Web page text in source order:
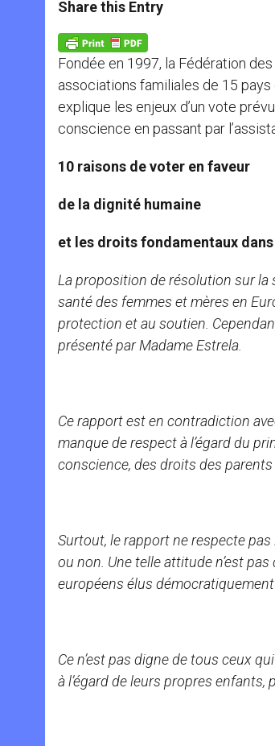
s
p
p
e
g
e
r
b
k
Share this Entry
Fondée en 1997, la Fédération
associations familiales de 15
explique les enjeux d’un vote
conscience en passant par
10 raisons de voter en faveur
de la dignité humaine
et les droits fondamentaux dans
La proposition de résolution sur la
santé des femmes et mères en
protection et au soutien.
présenté par Madame Estrela.
Ce rapport est en contradiction
manque de respect à l’égard du
conscience, des droits des parents
Surtout, le rapport ne respecte pas
ou non. Une telle attitude n’est
européens élus
Ce n’est pas digne de tous ceux
à l’égard de leurs propres enfants,